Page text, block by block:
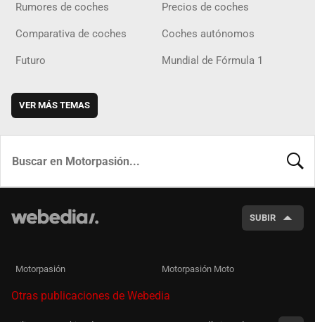
Rumores de coches Precios de coches
Comparativa de coches Coches autónomos
Futuro Mundial de Fórmula 1
VER MÁS TEMAS
SUBIR
Motorpasión Motorpasión Moto
Otras publicaciones de Webedia